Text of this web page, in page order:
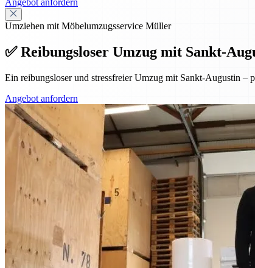
Angebot anfordern
Umziehen mit Möbelumzugsservice Müller
✅ Reibungsloser Umzug mit Sankt-
Ein reibungsloser und stressfreier Umzug mit Sankt-Augustin –
Angebot anfordern